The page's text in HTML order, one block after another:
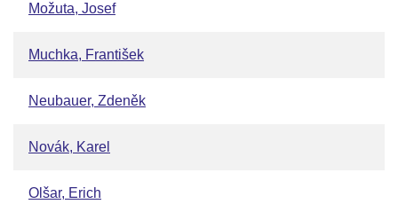
Možuta, Josef
Muchka, František
Neubauer, Zdeněk
Novák, Karel
Olšar, Erich